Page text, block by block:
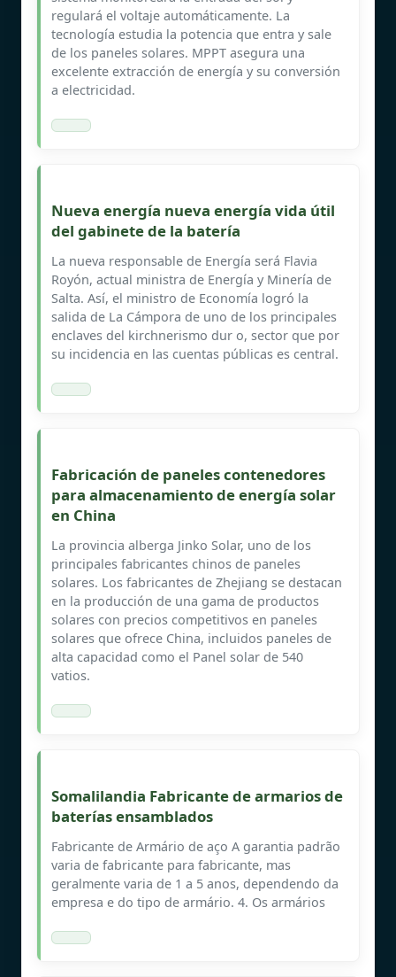
regulará el voltaje automáticamente. La
tecnología estudia la potencia que entra y sale
de los paneles solares. MPPT asegura una
excelente extracción de energía y su conversión
a electricidad.
Nueva energía nueva energía vida útil
del gabinete de la batería
La nueva responsable de Energía será Flavia
Royón, actual ministra de Energía y Minería de
Salta. Así, el ministro de Economía logró la
salida de La Cámpora de uno de los principales
enclaves del kirchnerismo dur o, sector que por
su incidencia en las cuentas públicas es central.
Fabricación de paneles contenedores
para almacenamiento de energía solar
en China
La provincia alberga Jinko Solar, uno de los
principales fabricantes chinos de paneles
solares. Los fabricantes de Zhejiang se destacan
en la producción de una gama de productos
solares con precios competitivos en paneles
solares que ofrece China, incluidos paneles de
alta capacidad como el Panel solar de 540
vatios.
Somalilandia Fabricante de armarios de
baterías ensamblados
Fabricante de Armário de aço A garantia padrão
varia de fabricante para fabricante, mas
geralmente varia de 1 a 5 anos, dependendo da
empresa e do tipo de armário. 4. Os armários